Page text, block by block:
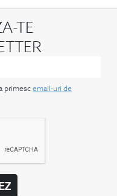
TE
primesc email-uri de